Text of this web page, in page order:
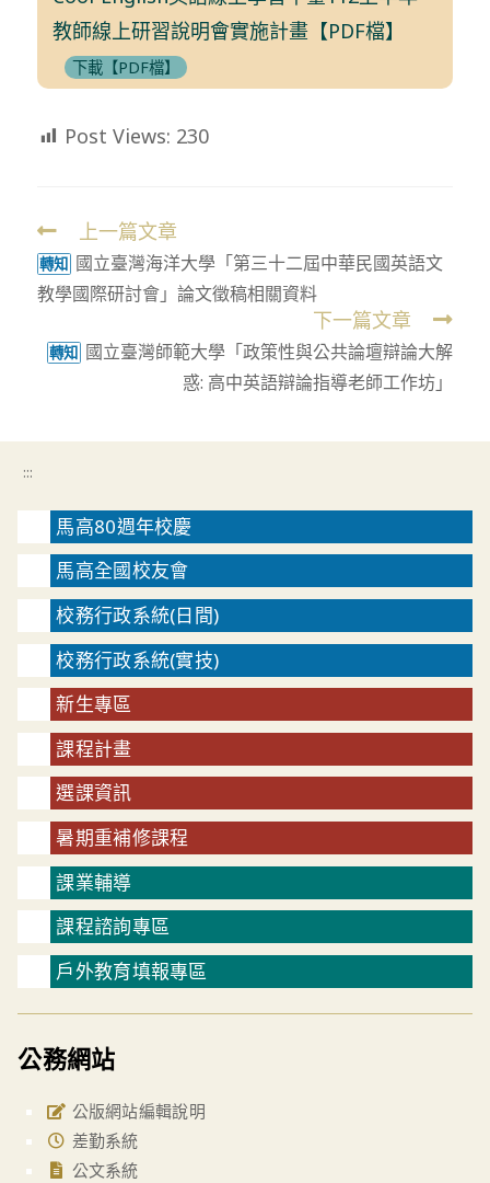
教師線上研習說明會實施計畫【PDF檔】
下載【PDF檔】
Post Views: 230
Read
more
articles
上一篇文章
轉知 國立臺灣海洋大學「第三十二屆中華民國英語文
教學國際研討會」論文徵稿相關資料
下一篇文章
轉知 國立臺灣師範大學「政策性與公共論壇辯論大解
惑: 高中英語辯論指導老師工作坊」
:::
馬高80週年校慶
馬高全國校友會
校務行政系統(日間)
校務行政系統(實技)
新生專區
課程計畫
選課資訊
暑期重補修課程
課業輔導
課程諮詢專區
戶外教育填報專區
公務網站
公版網站編輯說明
差勤系統
公文系統